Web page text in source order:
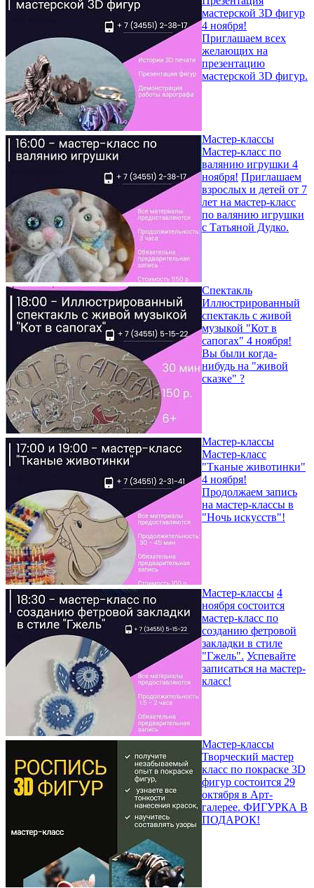
мастерской 3D фигур
4 ноября!
Приглашаем всех
желающих на
презентацию
мастерской 3D фигур.
Мастер-классы
Мастер-класс по
валянию игрушки 4
ноября! Приглашаем
взрослых и детей от 7
лет на мастер-класс
по валянию игрушки
с Татьяной Дудко.
Спектакль
Иллюстрированный
спектакль с живой
музыкой "Кот в
сапогах" 4 ноября!
Вы были когда-
нибудь на "живой
сказке" ?
Мастер-классы
Мастер-класс
"Тканые животинки"
4 ноября!
Продолжаем запись
на мастер-классы в
"Ночь искусств"!
Мастер-классы 4
ноября состоится
мастер-класс по
созданию фетровой
закладки в стиле
"Гжель". Успевайте
записаться на мастер-
класс!
Мастер-классы
Творческий мастер
класс по покраске 3D
фигур состоится 29
октября в Арт-
галерее. ФИГУРКА В
ПОДАРОК!